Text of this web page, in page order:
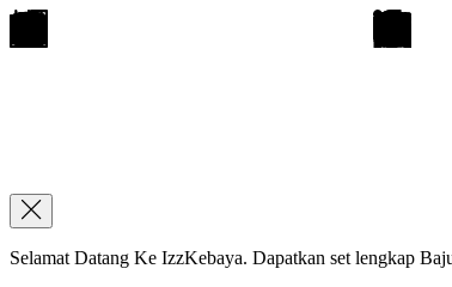
Selamat Datang Ke IzzKebaya. Dapatkan set lengkap